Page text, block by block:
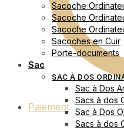
Paiement
Sacoche
Sacoche
Sacoche
Sacoches en Cuir
Porte-documents
Sac
SAC À DOS
Sac à Dos
Sacs à dos
Sac à Dos
Sacs à dos